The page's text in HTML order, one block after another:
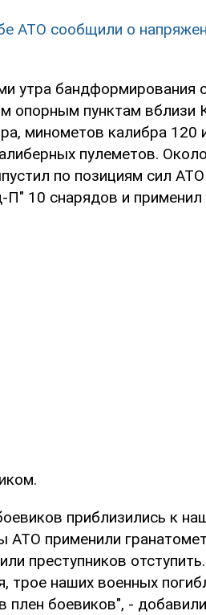
АТО сообщили о
утра бандформирования
опорным пунктам вблизи
минометов калибра 120
пулеметов.
по позициям сил
П" 10 снарядов и применил
приблизились к
АТО применили
преступников
трое наших военных
плен боевиков", -